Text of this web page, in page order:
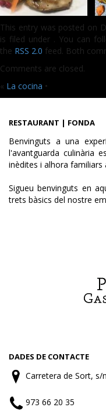
This entry was posted on
is filed under . You can
the RSS 2.0 feed. Both
Comments are closed.
« La cocina •
RESTAURANT | FONDA
Benvinguts a una
l'avantguarda culinària
inèdites i alhora familiars
Sigueu benvinguts en
trets bàsics del nostre
DADES DE CONTACTE
Carretera de Sort, s/
973 66 20 35